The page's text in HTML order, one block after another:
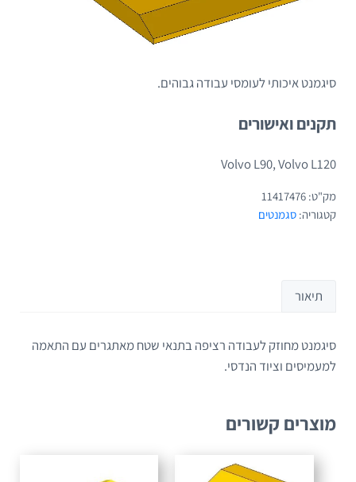
סיגמנט איכותי לעומסי עבודה גבוהים.
תקנים ואישורים
Volvo L90, Volvo L120
מק"ט: 11417476
קטגוריה: סגמנטים
תיאור
תיאור
סיגמנט מחוזק לעבודה רציפה בתנאי שטח מאתגרים עם התאמה
למעמיסים וציוד הנדסי.
מוצרים קשורים